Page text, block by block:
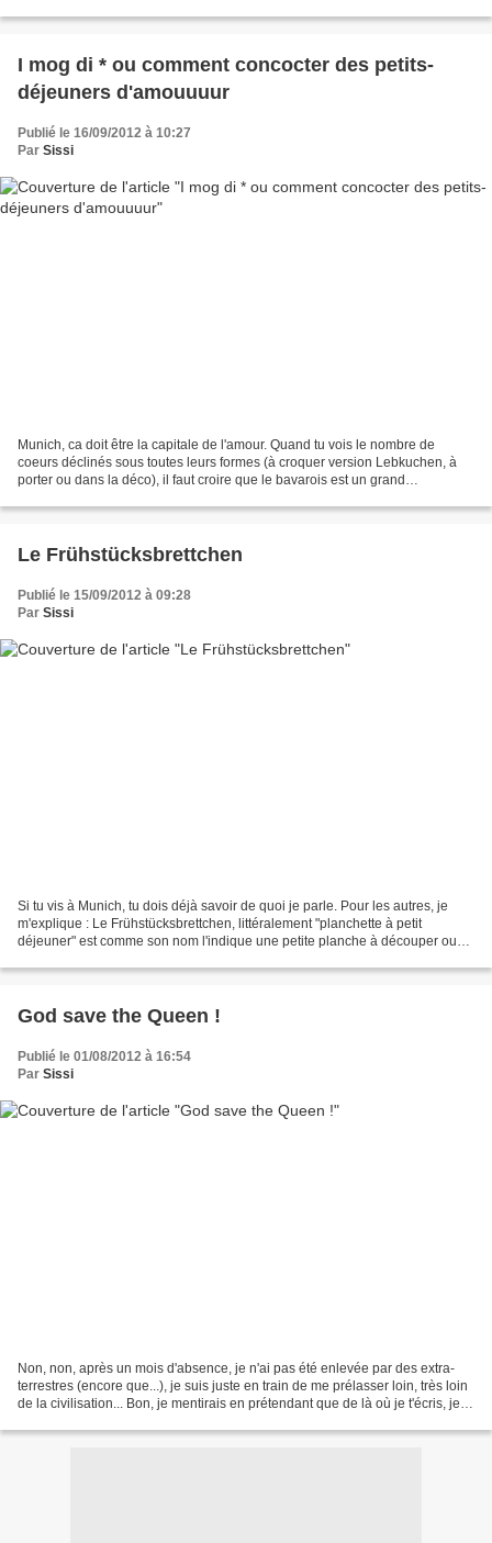
I mog di * ou comment concocter des petits-
déjeuners d'amouuuur
Publié le 16/09/2012 à 10:27
Par Sissi
Munich, ca doit être la capitale de l'amour. Quand tu vois le nombre de
coeurs déclinés sous toutes leurs formes (à croquer version Lebkuchen, à
porter ou dans la déco), il faut croire que le bavarois est un grand
Le Frühstücksbrettchen
Publié le 15/09/2012 à 09:28
Par Sissi
Si tu vis à Munich, tu dois déjà savoir de quoi je parle. Pour les autres, je
m'explique : Le Frühstücksbrettchen, littéralement "planchette à petit
déjeuner" est comme son nom l'indique une petite planche à découper ou
God save the Queen !
Publié le 01/08/2012 à 16:54
Par Sissi
Non, non, après un mois d'absence, je n'ai pas été enlevée par des extra-
terrestres (encore que...), je suis juste en train de me prélasser loin, très loin
de la civilisation... Bon, je mentirais en prétendant que de là où je t'écris, je